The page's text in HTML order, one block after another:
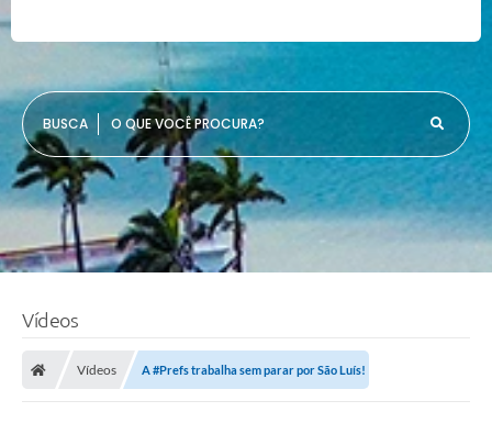
O QUE VOCÊ PROCURA?
Vídeos
Vídeos A #Prefs trabalha sem parar por São Luís!